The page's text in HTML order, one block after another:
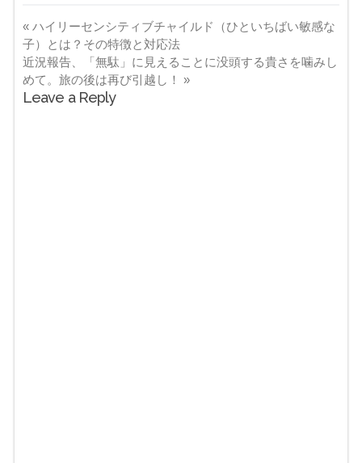
«ハイリーセンシティブチャイルド（ひといちばい敏感な
子）とは？その特徴と対応法
近況報告、「無駄」に見えることに没頭する貴さを噛みし
めて。旅の後は再び引越し！ »
Leave a Reply